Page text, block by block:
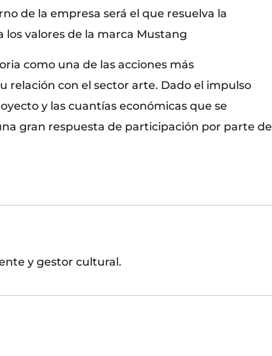
de la empresa será el que resuelva la
valores de la marca Mustang
como una de las acciones más
relación con el sector arte. Dado el impulso
y las cuantías económicas que se
gran respuesta de participación por parte de
y gestor cultural.